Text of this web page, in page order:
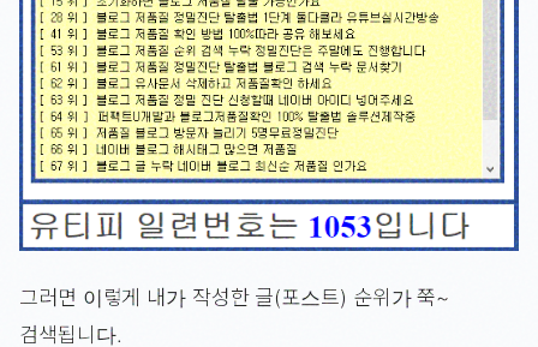
그러면 이렇게 내가 작성한 글(포스트) 순위가 쭉~
검색됩니다.